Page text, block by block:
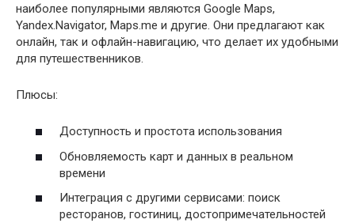
наиболее популярными являются Google Maps,
Yandex.Navigator, Maps.me и другие. Они предлагают как
онлайн, так и офлайн-навигацию, что делает их удобными
для путешественников.
Плюсы:
Доступность и простота использования
Обновляемость карт и данных в реальном
времени
Интеграция с другими сервисами: поиск
ресторанов, гостиниц, достопримечательностей